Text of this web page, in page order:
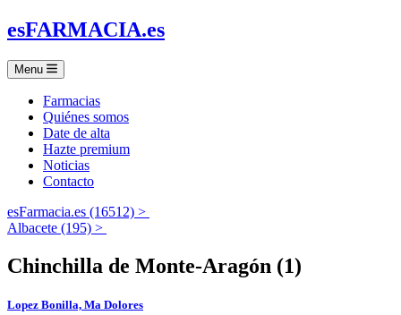
esFARMACIA.es
Menu
Farmacias
Quiénes somos
Date de alta
Hazte premium
Noticias
Contacto
esFarmacia.es (16512) >
Albacete (195) >
Chinchilla de Monte-Aragón (1)
Lopez Bonilla, Ma Dolores